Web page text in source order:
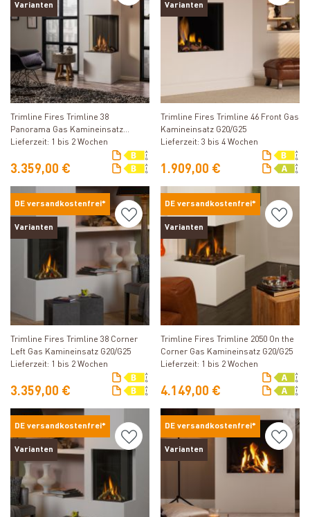
Varianten
Produkt ansehen
Trimline Fires Trimline 38
Panorama Gas Kamineinsatz
G20/G25
Lieferzeit: 1 bis 2 Wochen
3.359,00 €
Varianten
Produkt ansehen
Trimline Fires Trimline 46 Front Gas
Kamineinsatz G20/G25
Lieferzeit: 3 bis 4 Wochen
1.909,00 €
DE versandkostenfrei*
Varianten
Produkt ansehen
Trimline Fires Trimline 38 Corner
Left Gas Kamineinsatz G20/G25
Lieferzeit: 1 bis 2 Wochen
3.359,00 €
DE versandkostenfrei*
Varianten
Trimline Fires Trimline 2050 On the
Corner Gas Kamineinsatz G20/G25
Lieferzeit: 1 bis 2 Wochen
4.149,00 €
DE versandkostenfrei*
Varianten
DE versandkostenfrei*
Varianten